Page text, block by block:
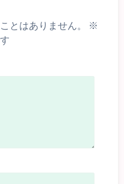
とはありません。
※